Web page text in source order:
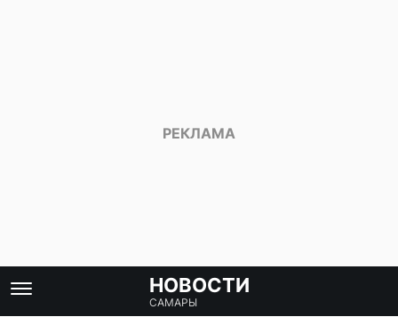
НОВОСТИ
САМАРЫ